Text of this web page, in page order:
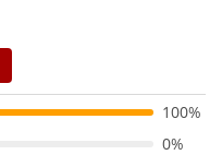
100%
0%